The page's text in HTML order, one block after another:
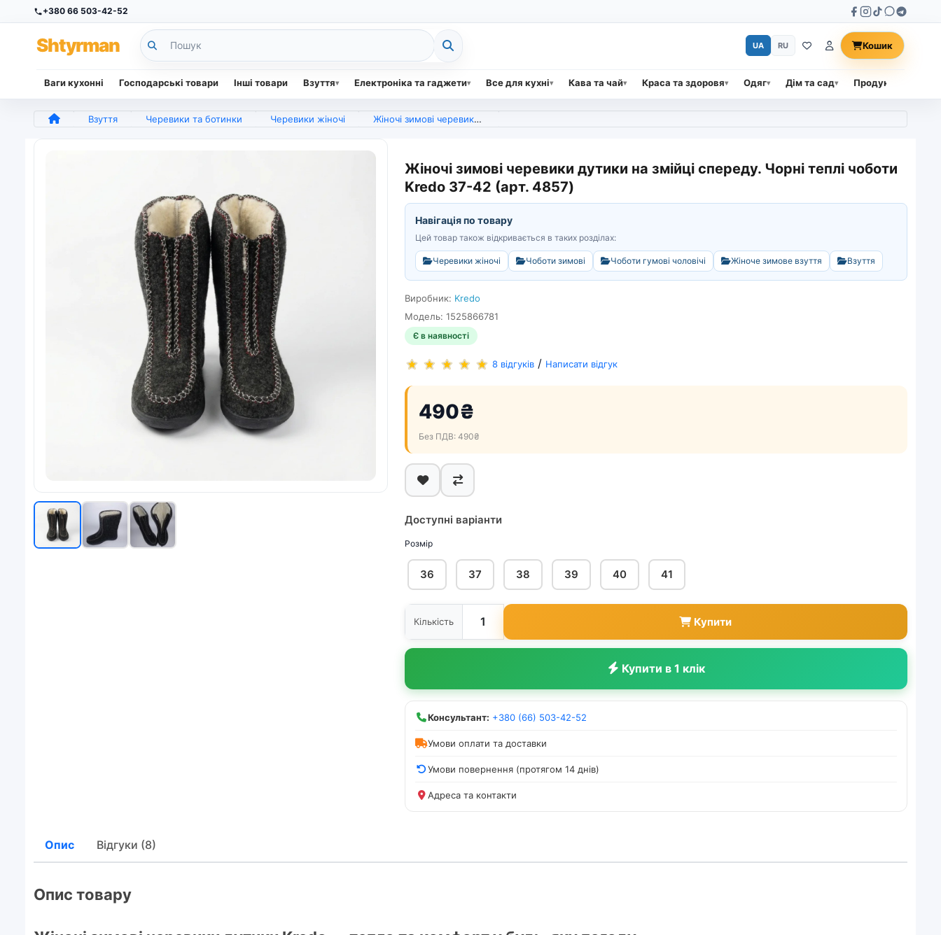
+380 66 503-42-52
Shtyrman
Ваги кухонні Господарські товари Інші товари Взуття Електроніка та гаджети Все для кухні Кава та чай Краса та здоровя Одяг Дім та сад Продукти
UA RU Кошик
Взуття Черевики та ботинки Черевики жіночі Жіночі зимові черевики дутики на змійці спереду. Чорні теплі чоботи Kredo 37-42 (арт. 4857)
Жіночі зимові черевики дутики на змійці спереду. Чорні теплі чоботи
Kredo 37-42 (арт. 4857)
Навігація по товару
Цей товар також відкривається в таких розділах:
Черевики жіночі Чоботи зимові Чоботи гумові чоловічі Жіноче зимове взуття Взуття
Виробник: Kredo
Модель: 1525866781
Є в наявності
8 відгуків / Написати відгук
490₴
Без ПДВ: 490₴
Доступні варіанти
Розмір
36 37 38 39 40 41
Кількість Купити
Купити в 1 клік
Консультант: +380 (66) 503-42-52
Умови оплати та доставки
Умови повернення (протягом 14 днів)
Адреса та контакти
Опис Відгуки (8)
Опис товару